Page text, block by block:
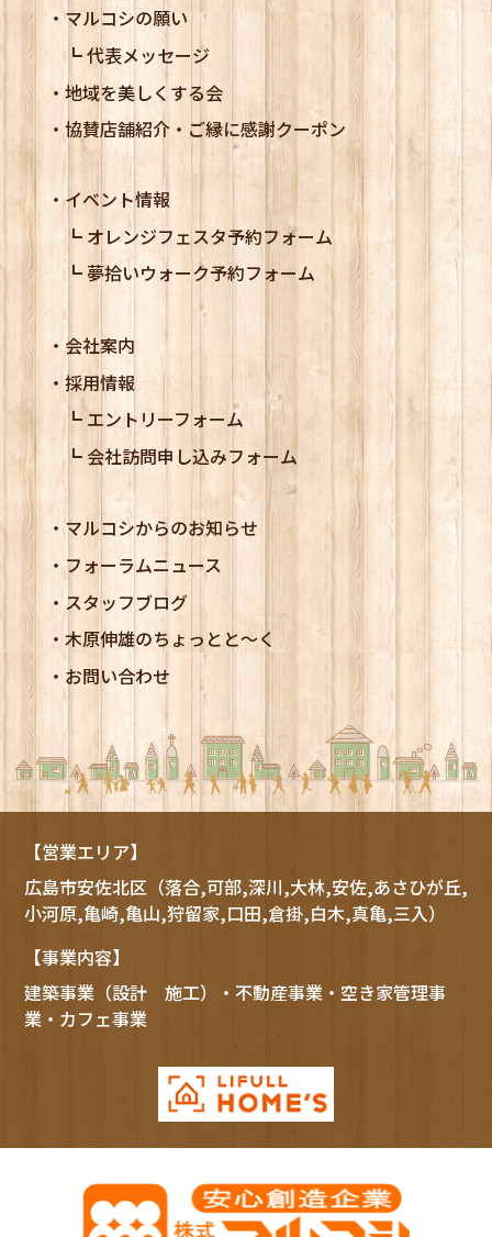
マルコシの願い
代表メッセージ
地域を美しくする会
協賛店舗紹介・ご縁に感謝クーポン
イベント情報
オレンジフェスタ予約フォーム
夢拾いウォーク予約フォーム
会社案内
採用情報
エントリーフォーム
会社訪問申し込みフォーム
マルコシからのお知らせ
フォーラムニュース
スタッフブログ
木原伸雄のちょっとと～く
お問い合わせ
【営業エリア】
広島市安佐北区（落合,可部,深川,大林,安佐,あさひが丘,
小河原,亀崎,亀山,狩留家,口田,倉掛,白木,真亀,三入）
【事業内容】
建築事業（設計 施工）・不動産事業・空き家管理事
業・カフェ事業